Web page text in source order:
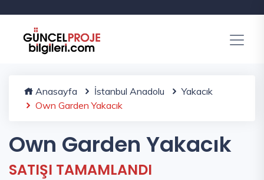
Anasayfa İstanbul Anadolu
Yakacık
Own Garden Yakacık
Own Garden Yakacık
SATIŞI TAMAMLANDI